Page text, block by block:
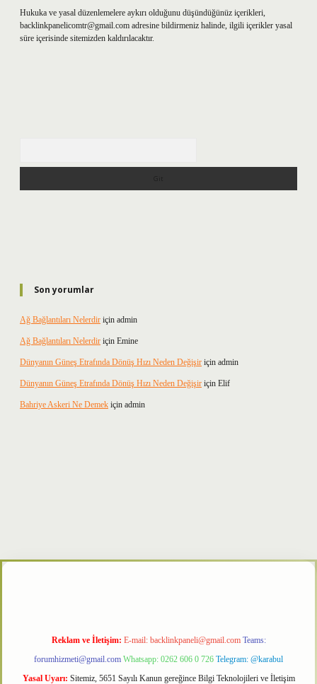
Hukuka ve yasal düzenlemelere aykırı olduğunu düşündüğünüz içerikleri,
backlinkpanelicomtr@gmail.com adresine bildirmeniz halinde, ilgili içerikler yasal
süre içerisinde sitemizden kaldırılacaktır.
Son yorumlar
Ağ Bağlantıları Nelerdir için admin
Ağ Bağlantıları Nelerdir için Emine
Dünyanın Güneş Etrafında Dönüş Hızı Neden Değişir için admin
Dünyanın Güneş Etrafında Dönüş Hızı Neden Değişir için Elif
Bahriye Askeri Ne Demek için admin
betxper
Reklam ve İletişim: E-mail: backlinkpaneli@gmail.com Teams:
forumhizmeti@gmail.com Whatsapp: 0262 606 0 726 Telegram: @karabul
Yasal Uyarı: Sitemiz, 5651 Sayılı Kanun gereğince Bilgi Teknolojileri ve İletişim